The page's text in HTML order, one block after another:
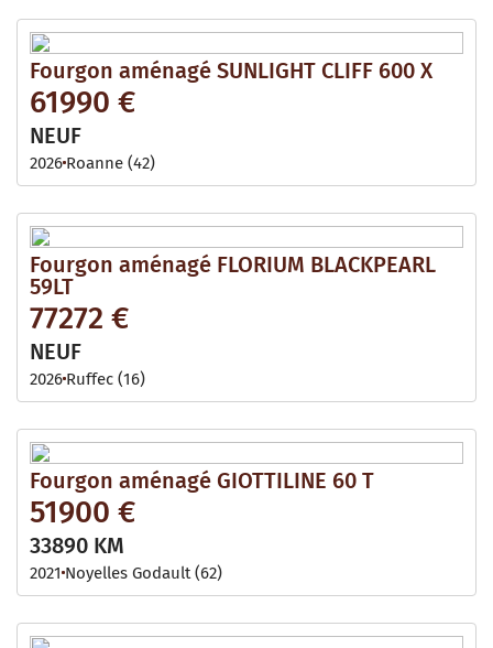
Fourgon aménagé SUNLIGHT CLIFF 600 X
61990 €
NEUF
2026 Roanne (42)
Fourgon aménagé FLORIUM BLACKPEARL
59LT
77272 €
NEUF
2026 Ruffec (16)
Fourgon aménagé GIOTTILINE 60 T
51900 €
33890 KM
2021 Noyelles Godault (62)